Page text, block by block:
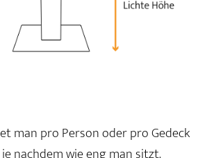
man pro Person oder pro Gedeck